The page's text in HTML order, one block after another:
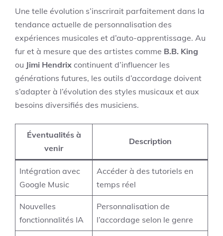
Une telle évolution s’inscrirait parfaitement dans la
tendance actuelle de personnalisation des
expériences musicales et d’auto-apprentissage. Au
fur et à mesure que des artistes comme B.B. King
ou Jimi Hendrix continuent d’influencer les
générations futures, les outils d’accordage doivent
s’adapter à l’évolution des styles musicaux et aux
besoins diversifiés des musiciens.
Éventualités à
venir
Description
Intégration avec
Google Music
Accéder à des tutoriels en
temps réel
Nouvelles
fonctionnalités IA
Personnalisation de
l’accordage selon le genre